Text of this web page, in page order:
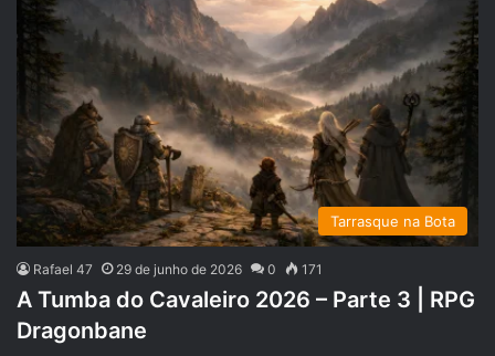
Tarrasque na Bota
Rafael 47 29 de junho de 2026 0 171
A Tumba do Cavaleiro 2026 – Parte 3 | RPG
Dragonbane